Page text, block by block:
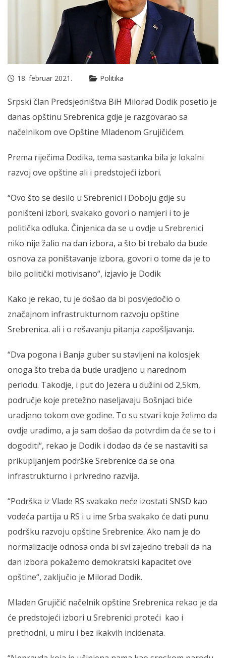
18. februar 2021. Politika
Srpski član Predsjedništva BiH Milorad Dodik posetio je
danas opštinu Srebrenica gdje je razgovarao sa
načelnikom ove Opštine Mladenom Grujičićem.
Prema riječima Dodika, tema sastanka bila je lokalni
razvoj ove opštine ali i predstojeći izbori.
“Ovo što se desilo u Srebrenici i Doboju gdje su
poništeni izbori, svakako govori o namjeri i to je
politička odluka. Činjenica da se u ovdje u Srebrenici
niko nije žalio na dan izbora, a što bi trebalo da bude
osnova za poništavanje izbora, govori o tome da je to
bilo politički motivisano“, izjavio je Dodik
Kako je rekao, tu je došao da bi posvjedočio o
značajnom infrastrukturnom razvoju opštine
Srebrenica. ali i o rešavanju pitanja zapošljavanja.
“Dva pogona i Banja guber su stavljeni na kolosjek
onoga što treba da bude uradjeno u narednom
periodu. Takodje, i put do Jezera u dužini od 2,5km,
područje koje pretežno naseljavaju Bošnjaci biće
uradjeno tokom ove godine. To su stvari koje želimo da
ovdje uradimo, a ja sam došao da potvrdim da će se to i
dogoditi“, rekao je Dodik i dodao da će se nastaviti sa
prikupljanjem podrške Srebrenice da se ona
infrastrukturno i privredno razvija.
“Podrška iz Vlade RS svakako neće izostati SNSD kao
vodeća partija u RS i u ime Srba svakako će dati punu
podršku razvoju opštine Srebrenice. Ako nam je do
normalizacije odnosa onda bi svi zajedno trebali da na
dan izbora pokažemo demokratski kapacitet ove
opštine“, zaključio je Milorad Dodik.
Mladen Grujičić načelnik opštine Srebrenica rekao je da
će predstojeći izbori u Srebrenici proteći kao i
prethodni, u miru i bez ikakvih incidenata.